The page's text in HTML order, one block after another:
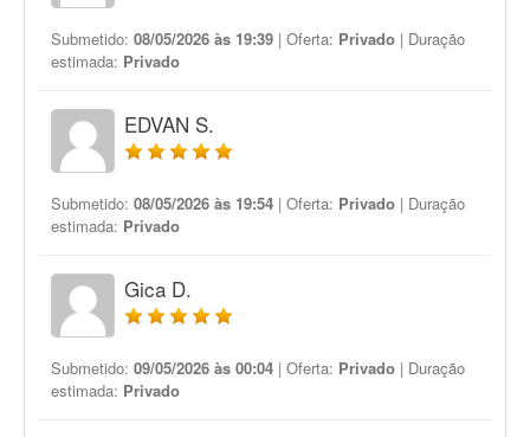
Submetido: 08/05/2026 às 19:39 | Oferta: Privado | Duração
estimada: Privado
EDVAN S.
Submetido: 08/05/2026 às 19:54 | Oferta: Privado | Duração
estimada: Privado
Gica D.
Submetido: 09/05/2026 às 00:04 | Oferta: Privado | Duração
estimada: Privado